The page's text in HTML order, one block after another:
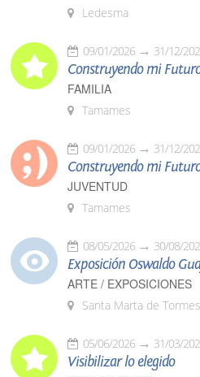
Ledesma
09/01/2026 31/12/
Construyendo mi
FAMILIA
Tamames
09/01/2026 31/12/
Construyendo mi
JUVENTUD
Tamames
08/05/2026 30/08/
Exposición Oswaldo
ARTE / EXPOSICIONES
Santa Marta de Tormes
05/06/2026 31/03/
Visibilizar lo elegido